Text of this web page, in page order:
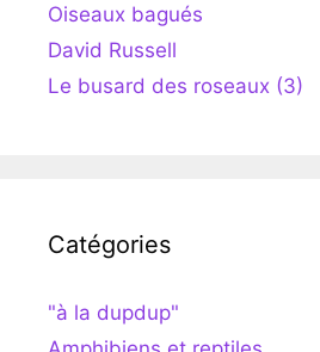
Oiseaux bagués
David Russell
Le busard des roseaux (3)
Catégories
"à la dupdup"